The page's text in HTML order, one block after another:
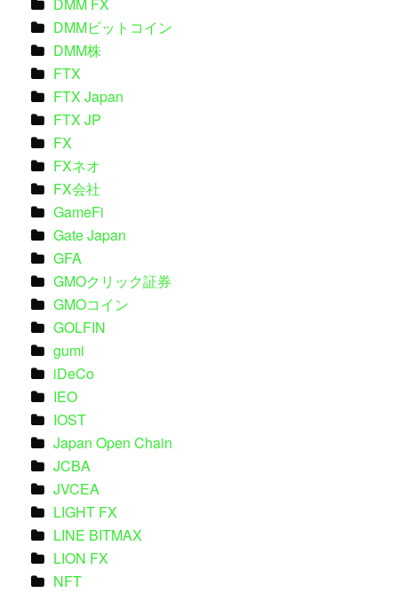
DMM FX
DMMビットコイン
DMM株
FTX
FTX Japan
FTX JP
FX
FXネオ
FX会社
GameFi
Gate Japan
GFA
GMOクリック証券
GMOコイン
GOLFIN
gumi
iDeCo
IEO
IOST
Japan Open Chain
JCBA
JVCEA
LIGHT FX
LINE BITMAX
LION FX
NFT